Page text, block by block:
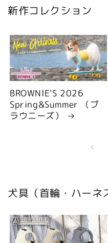
新作コレクション
BROWNIE'S 2026
Spring&Summer （ブ
ラウニーズ）
犬具（首輪・ハーネ